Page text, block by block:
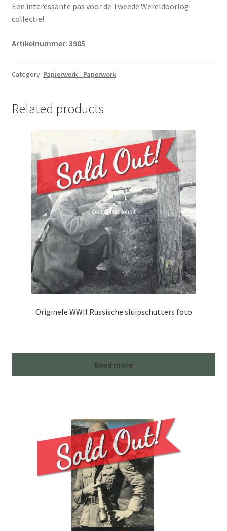
Een interessante pas voor de Tweede Wereldoorlog
collectie!
Artikelnummer: 3985
Category: Papierwerk - Paperwork
Related products
Originele WWII Russische sluipschutters foto
Read more